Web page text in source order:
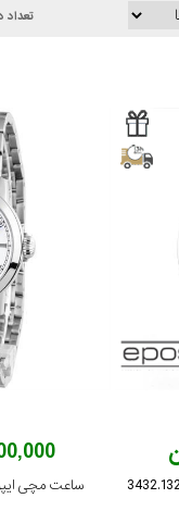
ساعت مچی ایپوز مدل